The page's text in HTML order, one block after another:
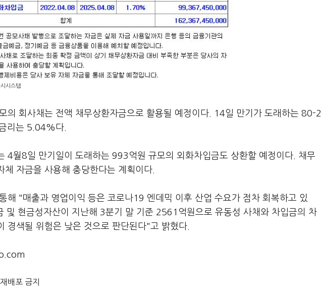
시스템
의 회사채는 전액 채무상환자금으로 활용될 예정이다. 14일 만기가 도래하는 80-2
리는 5.04%다.
4월8일 만기일이 도래하는 993억원 규모의 외화차입금도 상환할 예정이다. 채무
자금을 사용해 충당한다는 계획이다.
해 "매출과 영업이익 등은 코로나19 엔데믹 이후 산업 수요가 점차 회복하고 있
및 현금성자산이 지난해 3분기 말 기준 2561억원으로 유동성 사채와 차입금의 차
경색될 위험은 낮은 것으로 판단된다"고 밝혔다.
배포 금지